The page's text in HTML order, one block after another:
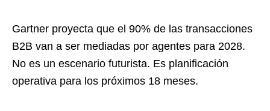
Gartner proyecta que el 90% de las transacciones
B2B van a ser mediadas por agentes para 2028.
No es un escenario futurista. Es planificación
operativa para los próximos 18 meses.